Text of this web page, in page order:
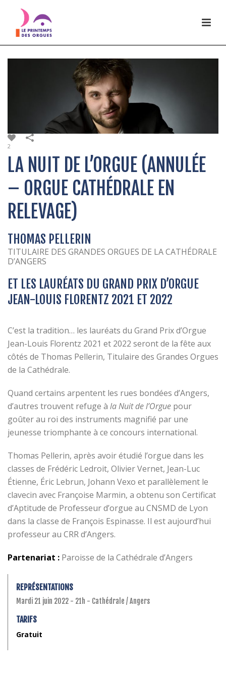
2
LA NUIT DE L’ORGUE (ANNULÉE
– ORGUE CATHÉDRALE EN
RELEVAGE)
THOMAS PELLERIN
TITULAIRE DES GRANDES ORGUES DE LA CATHÉDRALE
D’ANGERS
ET LES LAURÉATS DU GRAND PRIX D’ORGUE
JEAN-LOUIS FLORENTZ 2021 ET 2022
C’est la tradition… les lauréats du Grand Prix d’Orgue
Jean-Louis Florentz 2021 et 2022 seront de la fête aux
côtés de Thomas Pellerin, Titulaire des Grandes Orgues
de la Cathédrale.
Quand certains arpentent les rues bondées d’Angers,
d’autres trouvent refuge à la Nuit de l’Orgue pour
goûter au roi des instruments magnifié par une
jeunesse triomphante à ce concours international.
Thomas Pellerin, après avoir étudié l’orgue dans les
classes de Frédéric Ledroit, Olivier Vernet, Jean-Luc
Étienne, Éric Lebrun, Johann Vexo et parallèlement le
clavecin avec Françoise Marmin, a obtenu son Certificat
d’Aptitude de Professeur d’orgue au CNSMD de Lyon
dans la classe de François Espinasse. Il est aujourd’hui
professeur au CRR d’Angers.
Partenariat : Paroisse de la Cathédrale d’Angers
REPRÉSENTATIONS
Mardi 21 juin 2022 - 21h - Cathédrale / Angers
TARIFS
Gratuit